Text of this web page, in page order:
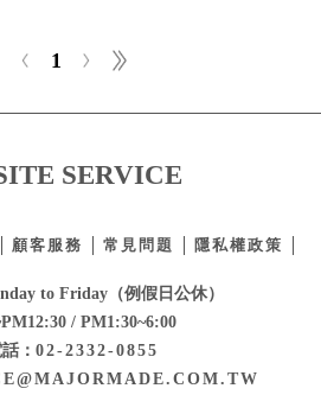
1
SERVICE
顧客服務 常見問題 隱私權政策
to Friday（例假日公休）
/ PM1:30~6:00
： 02-2332-0855